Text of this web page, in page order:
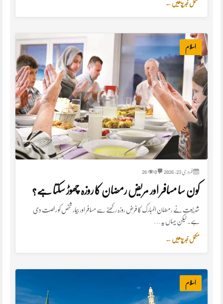
مکمل خبر پڑھیں ←
اسلام
فروری 23, 2026 0
26
کون سا مسافر اور مریض رمضان کا روزہ چھوڑ سکتا ہے؟
شریعت نے رمضان المبارک کا فرض روزہ رکھنے سے مسافر اور بیمار شخص کو رخصت دی
ہے۔ لیکن یہاں یہ…
مکمل خبر پڑھیں ←
اسلام